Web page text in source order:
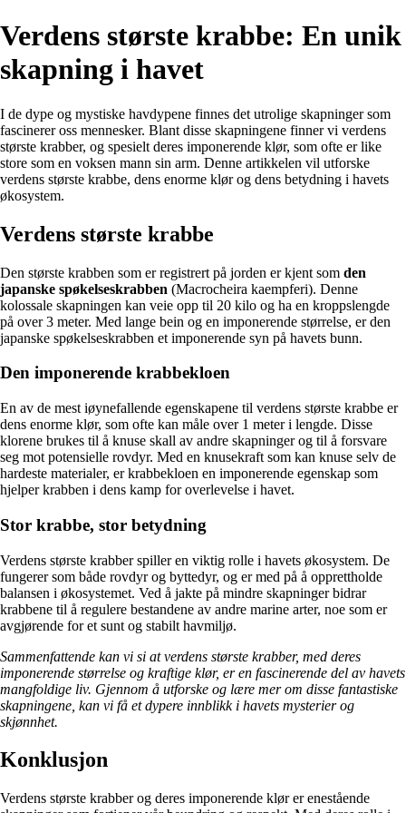
Verdens største krabbe: En unik
skapning i havet
I de dype og mystiske havdypene finnes det utrolige skapninger som
fascinerer oss mennesker. Blant disse skapningene finner vi verdens
største krabber, og spesielt deres imponerende klør, som ofte er like
store som en voksen mann sin arm. Denne artikkelen vil utforske
verdens største krabbe, dens enorme klør og dens betydning i havets
økosystem.
Verdens største krabbe
Den største krabben som er registrert på jorden er kjent som den
japanske spøkelseskrabben (Macrocheira kaempferi). Denne
kolossale skapningen kan veie opp til 20 kilo og ha en kroppslengde
på over 3 meter. Med lange bein og en imponerende størrelse, er den
japanske spøkelseskrabben et imponerende syn på havets bunn.
Den imponerende krabbekloen
En av de mest iøynefallende egenskapene til verdens største krabbe er
dens enorme klør, som ofte kan måle over 1 meter i lengde. Disse
klorene brukes til å knuse skall av andre skapninger og til å forsvare
seg mot potensielle rovdyr. Med en knusekraft som kan knuse selv de
hardeste materialer, er krabbekloen en imponerende egenskap som
hjelper krabben i dens kamp for overlevelse i havet.
Stor krabbe, stor betydning
Verdens største krabber spiller en viktig rolle i havets økosystem. De
fungerer som både rovdyr og byttedyr, og er med på å opprettholde
balansen i økosystemet. Ved å jakte på mindre skapninger bidrar
krabbene til å regulere bestandene av andre marine arter, noe som er
avgjørende for et sunt og stabilt havmiljø.
Sammenfattende kan vi si at verdens største krabber, med deres
imponerende størrelse og kraftige klør, er en fascinerende del av havets
mangfoldige liv. Gjennom å utforske og lære mer om disse fantastiske
skapningene, kan vi få et dypere innblikk i havets mysterier og
skjønnhet.
Konklusjon
Verdens største krabber og deres imponerende klør er enestående